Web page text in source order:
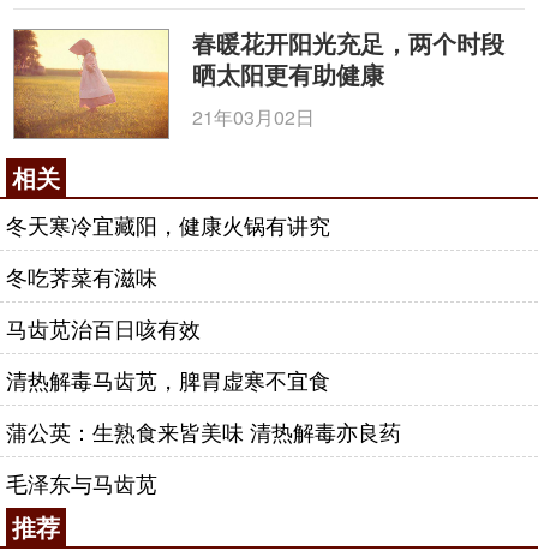
春暖花开阳光充足，两个时段
晒太阳更有助健康
21年03月02日
相关
冬天寒冷宜藏阳，健康火锅有讲究
冬吃荠菜有滋味
马齿苋治百日咳有效
清热解毒马齿苋，脾胃虚寒不宜食
蒲公英：生熟食来皆美味 清热解毒亦良药
毛泽东与马齿苋
推荐